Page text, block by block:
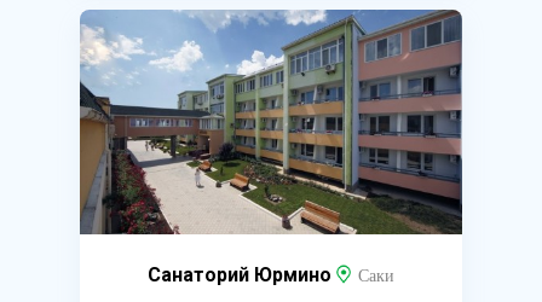
Санаторий Юрмино Саки